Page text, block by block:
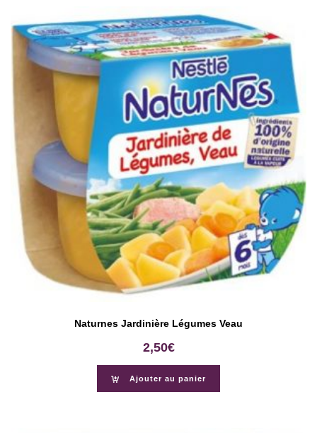
Naturnes Jardinière Légumes Veau
2,50€
Ajouter au panier